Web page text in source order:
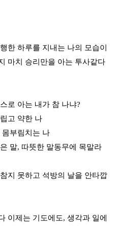
한 하루를 지내는 나의 모습이
마치 승리만을 아는 투사같다
로 아는 내가 참 나냐?
고 약한 나
부림치는 나
말, 따뜻한 말동무에 목말라
지 못하고 석방의 날을 안타깝
이제는 기도에도, 생각과 일에